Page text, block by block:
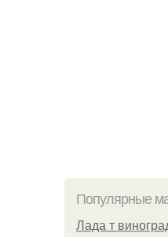
Популярные
Лада т